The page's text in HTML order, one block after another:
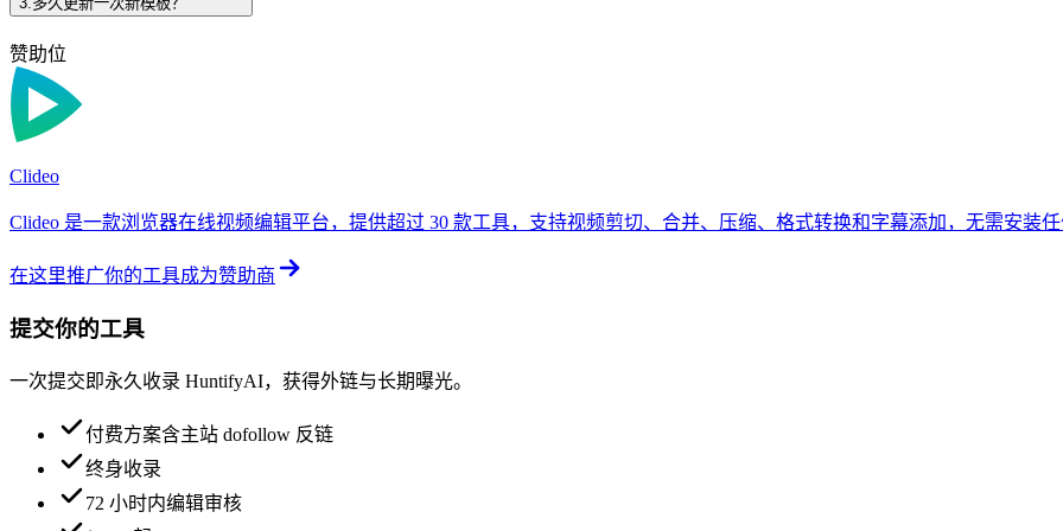
赞助位
Clideo
Clideo 是一款浏览器在线视频编辑平台，提供超过 30 款工具，支持视频剪切、合并、压缩、格式转换和字幕添加，无需安装
在这里推广你的工具成为赞助商
提交你的工具
一次提交即永久收录 HuntifyAI，获得外链与长期曝光。
付费方案含主站 dofollow 反链
终身收录
72 小时内编辑审核